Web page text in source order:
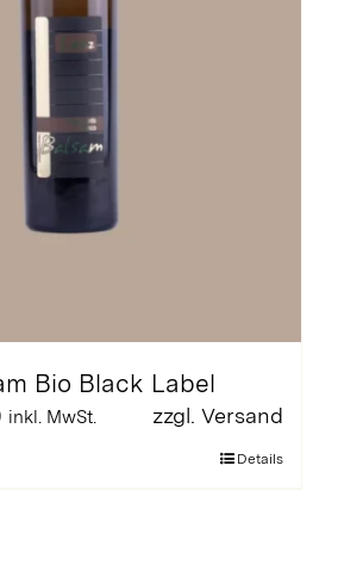
Bio Black Label
Preisspanne:
inkl. MwSt. zzgl. Versand
Details